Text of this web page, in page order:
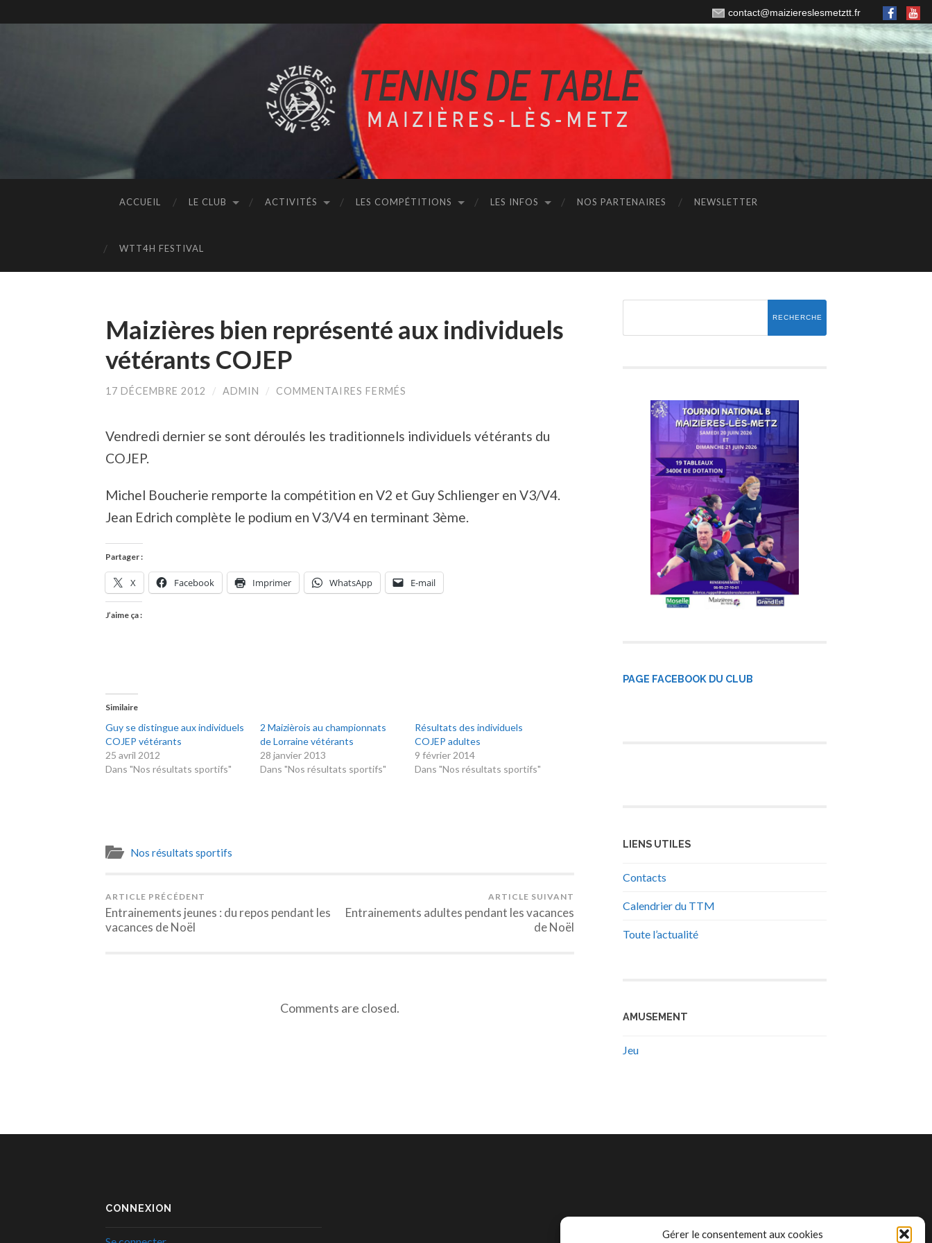
Gérer le consentement aux cookies
contact@maiziereslesmetztt.fr
ACCUEIL LE CLUB ACTIVITÉS LES COMPÉTITIONS LES INFOS NOS PARTENAIRES NEWSLETTER
WTT4H FESTIVAL
Maizières bien représenté aux individuels
vétérants COJEP
17 DÉCEMBRE 2012 / ADMIN / COMMENTAIRES FERMÉS
AUX
Vendredi dernier se sont déroulés les traditionnels individuels vétérants du
COJEP.
Michel Boucherie remporte la compétition en V2 et Guy Schlienger en V3/V4.
Jean Edrich complète le podium en V3/V4 en terminant 3ème.
Partager :
X Facebook Imprimer WhatsApp E-mail
J’aime ça :
Similaire
Guy se distingue aux individuels
COJEP vétérants
25 avril 2012
Dans "Nos résultats sportifs"
2 Maizièrois au championnats
de Lorraine vétérants
28 janvier 2013
Dans "Nos résultats sportifs"
Résultats des individuels
COJEP adultes
9 février 2014
Dans "Nos résultats sportifs"
Nos résultats sportifs
ARTICLE PRÉCÉDENT
Entrainements jeunes : du repos pendant les
vacances de Noël
ARTICLE SUIVANT
Entrainements adultes pendant les vacances
de Noël
Comments are closed.
PAGE FACEBOOK DU CLUB
LIENS UTILES
Contacts
Calendrier du TTM
Toute l’actualité
AMUSEMENT
Jeu
CONNEXION